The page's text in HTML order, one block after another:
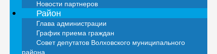
Новости партнеров
Район
Глава администрации
График приема граждан
Совет депутатов Волховского муниципального
района